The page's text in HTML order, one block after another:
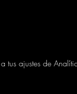
ajustes de